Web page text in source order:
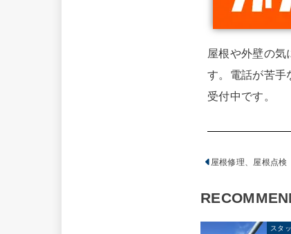
屋根や外壁の気
す。電話が苦手
受付中です。
屋根修理、屋根点
スタ